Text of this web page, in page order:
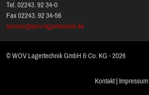
Tel. 02243. 92 34-0
Fax 02243. 92 34-56
service@wov-lagertechnik.de
© WOV Lagertechnik GmbH & Co. KG - 2026
Kontakt| Impressum|